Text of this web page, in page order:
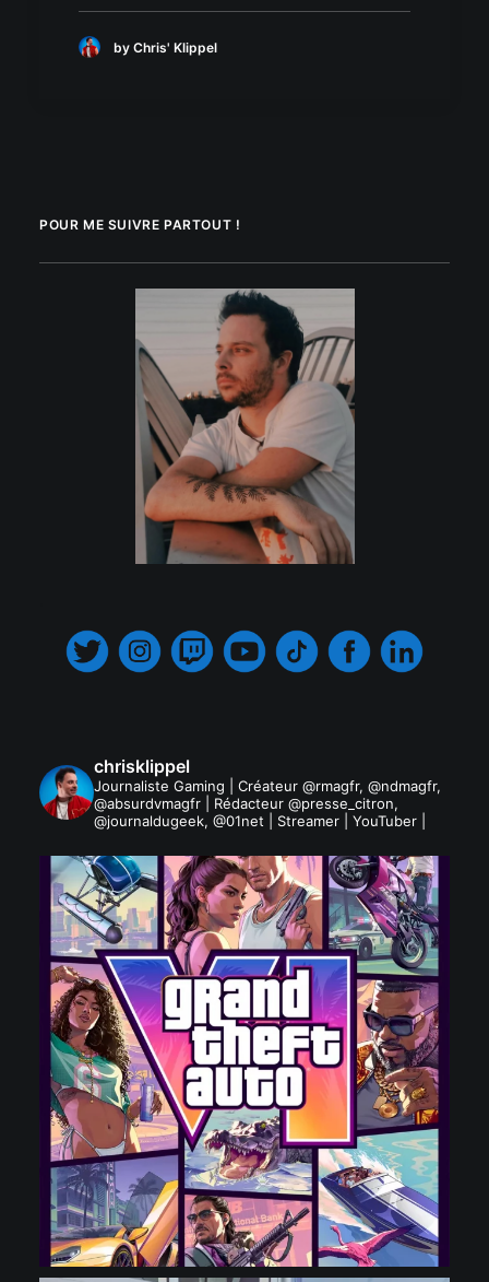
by Chris' Klippel
POUR ME SUIVRE PARTOUT !
chrisklippel
Journaliste Gaming | Créateur @rmagfr, @ndmagfr,
@absurdvmagfr | Rédacteur @presse_citron,
@journaldugeek, @01net | Streamer | YouTuber |